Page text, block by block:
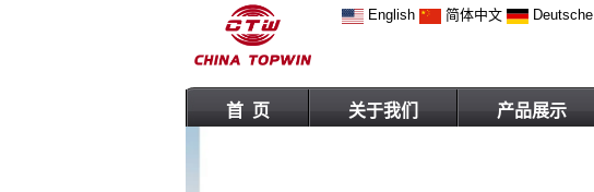
English 简体中文 Deutsche
首 页 关于我们 产品展示